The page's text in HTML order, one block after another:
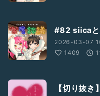
#82 siicaと
2026-03-07
1409
【切り抜